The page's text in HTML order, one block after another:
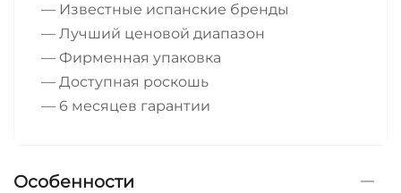
— Известные испанские бренды
— Лучший ценовой диапазон
— Фирменная упаковка
— Доступная роскошь
— 6 месяцев гарантии
Особенности